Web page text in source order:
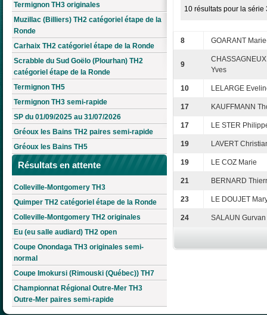
Termignon TH3 originales
Muzillac (Billiers) TH2 catégoriel étape de la
Ronde
Carhaix TH2 catégoriel étape de la Ronde
Scrabble du Sud Goëlo (Plourhan) TH2
catégoriel étape de la Ronde
Termignon TH5
Termignon TH3 semi-rapide
SP du 01/09/2025 au 31/07/2026
Gréoux les Bains TH2 paires semi-rapide
Gréoux les Bains TH5
Résultats en attente
Colleville-Montgomery TH3
Quimper TH2 catégoriel étape de la Ronde
Colleville-Montgomery TH2 originales
Eu (eu salle audiard) TH2 open
Coupe Onondaga TH3 originales semi-
normal
Coupe Imokursi (Rimouski (Québec)) TH7
Championnat Régional Outre-Mer TH3
Outre-Mer paires semi-rapide
10 résultats pour la série
8 GOARANT
9
Yves
10 LELARGE
17 KAUFFMANN
17 LE STER
19 LAVERT
19 LE COZ Marie
21 BERNARD
23 LE DOUJET
24 SALAUN Gurvan